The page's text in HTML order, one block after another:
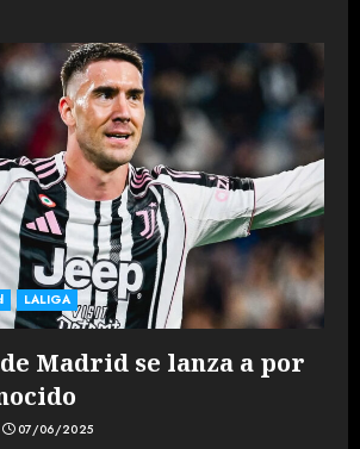
LALIGA
Madrid se lanza a por
07/06/2025